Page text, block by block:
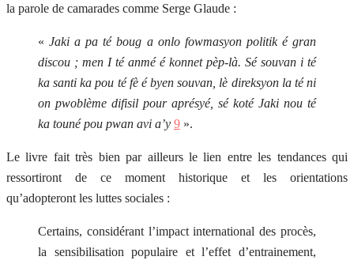
la parole de camarades comme Serge Glaude :
«Jaki a pa té boug a onlo fowmasyon politik é gran
discou ; men I té anmé é konnet pèp-là. Sé souvan i té
ka santi ka pou té fè é byen souvan, lè direksyon la té ni
on pwoblème difisil pour aprésyé, sé koté Jaki nou té
ka touné pou pwan avi a’y 9 ».
Le livre fait très bien par ailleurs le lien entre les tendances qui
ressortiront de ce moment historique et les orientations
qu’adopteront les luttes sociales :
Certains, considérant l’impact international des procès,
la sensibilisation populaire et l’effet d’entrainement,